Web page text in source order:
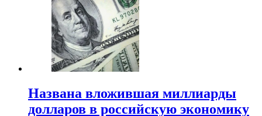
Названа вложившая миллиарды
долларов в российскую экономику